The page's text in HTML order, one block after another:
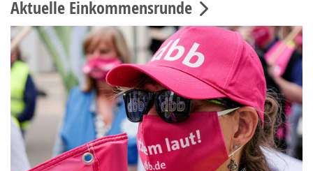
Aktuelle Einkommensrunde